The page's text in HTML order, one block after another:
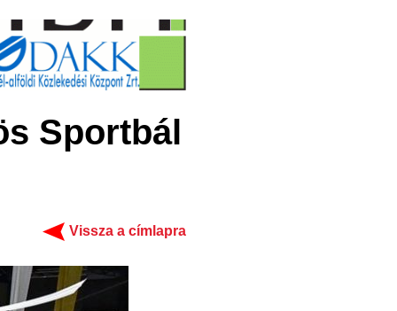
Sportbál
Vissza a címlapra